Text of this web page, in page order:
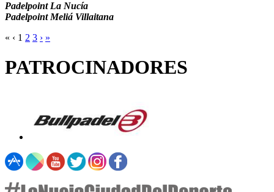
Padelpoint La Nucía
Padelpoint Meliá Villaitana
« ‹ 1 2 3 › »
PATROCINADORES